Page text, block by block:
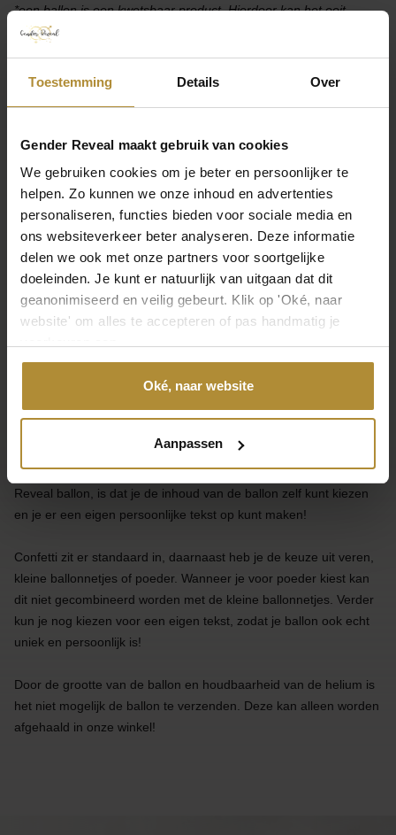
Toestemming Details Over
Gender Reveal maakt gebruik van cookies
We gebruiken cookies om je beter en persoonlijker te
helpen. Zo kunnen we onze inhoud en advertenties
personaliseren, functies bieden voor sociale media en
ons websiteverkeer beter analyseren. Deze informatie
delen we ook met onze partners voor soortgelijke
doeleinden. Je kunt er natuurlijk van uitgaan dat dit
geanonimiseerd en veilig gebeurt. Klik op 'Oké, naar
website' om alles te accepteren of pas handmatig je
Oké, naar website
Aanpassen
*een ballon is een kwetsbaar product. Hierdoor kan het ooit
voorkomen dat de buitenste ballon tijdens het prikken toch kapot
Gender Reveal Pop Inside
Ballon
49,95
Gender Reveal Pick en Mix
Ballon
39,95
Pick & Mix heliumballon
voor een Gender Reveal! Deze ballon gevuld met helium en
zweeft dus in de lucht. Wat er zo uniek is aan ónze Gender
Reveal ballon, is dat je de inhoud van de ballon zelf kunt kiezen
en je er een eigen persoonlijke tekst op kunt maken!
Confetti zit er standaard in, daarnaast heb je de keuze uit veren,
kleine ballonnetjes of poeder. Wanneer je voor poeder kiest kan
dit niet gecombineerd worden met de kleine ballonnetjes. Verder
kun je nog kiezen voor een eigen tekst, zodat je ballon ook echt
uniek en persoonlijk is!
Door de grootte van de ballon en houdbaarheid van de helium is
het niet mogelijk de ballon te verzenden. Deze kan alleen worden
afgehaald in onze winkel!